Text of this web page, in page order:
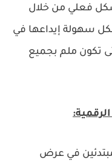
فعلي من خلال
سهولة إيداعها في
تكون ملم بجميع
في عرض